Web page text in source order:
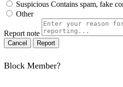
Suspicious Contains spam, fake
Other
Report note
Report
Block Member?